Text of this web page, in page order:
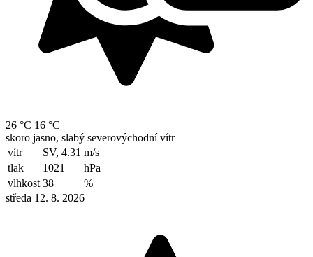
26 °C 16 °C
skoro jasno, slabý severovýchodní vítr
vítr
SV, 4.31 m/s
tlak
1021
hPa
vlhkost 38
%
středa 12. 8. 2026